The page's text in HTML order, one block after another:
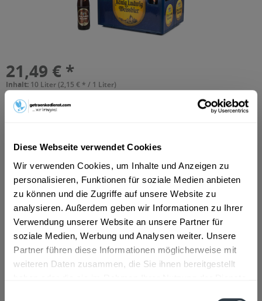
Diese Webseite verwendet Cookies
Wir verwenden Cookies, um Inhalte und Anzeigen zu
personalisieren, Funktionen für soziale Medien anbieten
zu können und die Zugriffe auf unsere Website zu
analysieren. Außerdem geben wir Informationen zu Ihrer
Verwendung unserer Website an unsere Partner für
soziale Medien, Werbung und Analysen weiter. Unsere
Partner führen diese Informationen möglicherweise mit
weiteren Daten zusammen, die Sie ihnen bereitgestellt
21,49 € *
Inhalt: 10 Liter (2,15 € * / 1 Liter)
Vorrätig
+3,10 € Pfand
In den Warenkorb
Hinzugefügt
Artikel-Nr.: 10412
Beschreibung
So beschreibt der Hersteller sein Produkt: "Prinz Luitpold
von Bayern hat die dunkle Biersorte...mehr